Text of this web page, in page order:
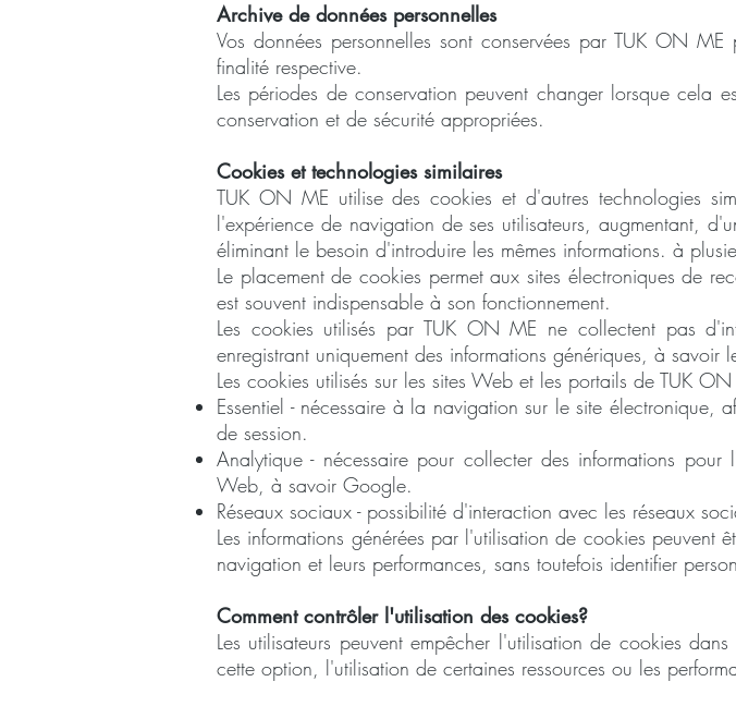
Archive de données personnelles
Vos données personnelles sont conservées par TUK ON
finalité respective.
Les périodes de conservation peuvent changer lorsque cela
conservation et de sécurité appropriées.
Cookies et technologies similaires
TUK ON ME utilise des cookies et d'autres technologies
l'expérience de navigation de ses utilisateurs, augmentant,
éliminant le besoin d'introduire les mêmes informations. à
Le placement de cookies permet aux sites électroniques de
est souvent indispensable à son fonctionnement.
Les cookies utilisés par TUK ON ME ne collectent pas
enregistrant uniquement des informations génériques, à
Les cookies utilisés sur les sites Web et les portails de TUK
Essentiel - nécessaire à la navigation sur le site
de session.
Analytique - nécessaire pour collecter des informations
Web, à savoir Google.
Réseaux sociaux - possibilité d'interaction avec les réseaux
Les informations générées par l'utilisation de cookies peuvent
navigation et leurs performances, sans toutefois identifier
Comment contrôler l'utilisation des cookies?
Les utilisateurs peuvent empêcher l'utilisation de cookies
cette option, l'utilisation de certaines ressources ou les